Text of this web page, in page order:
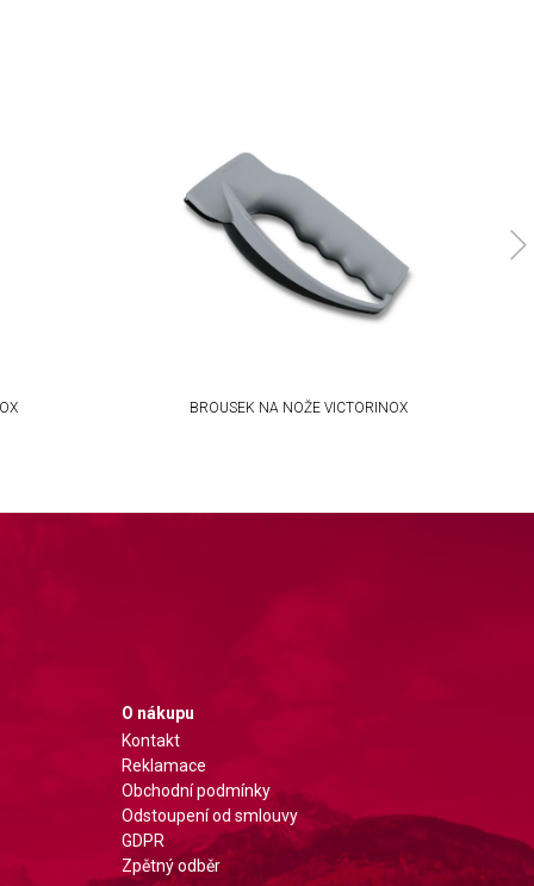
BROUSEK NA NOŽE VICTORINOX
O nákupu
Kontakt
Reklamace
Obchodní podmínky
Odstoupení od smlouvy
GDPR
Zpětný odběr